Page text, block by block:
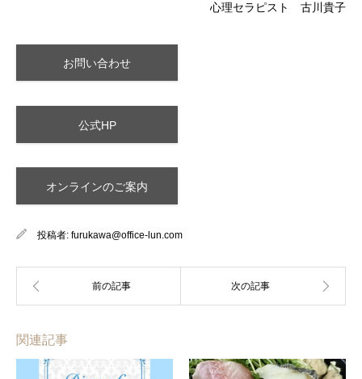
心理セラピスト 古川貴子
お問い合わせ
公式HP
オンラインのご案内
投稿者: furukawa@office-lun.com
関連記事